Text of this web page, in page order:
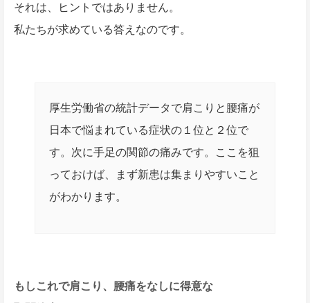
それは、ヒントではありません。
私たちが求めている答えなのです。
厚生労働省の統計データで肩こりと腰痛が
日本で悩まれている症状の１位と２位で
す。次に手足の関節の痛みです。ここを狙
っておけば、まず新患は集まりやすいこと
がわかります。
もしこれで肩こり、腰痛をなしに得意な